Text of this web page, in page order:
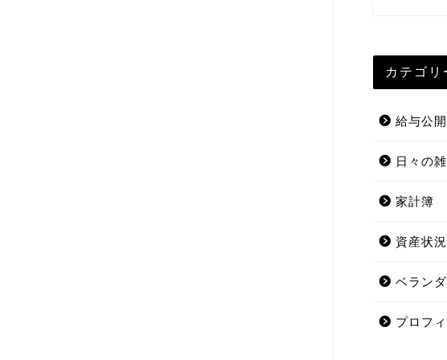
カテゴリ
給与公開
日々の
家計簿
資産状況
ベラン
プロフ